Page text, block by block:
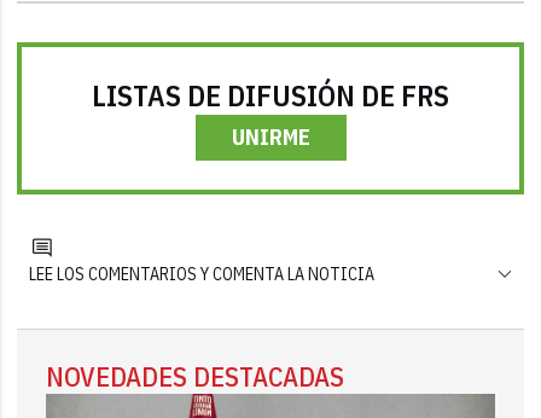
LISTAS DE DIFUSIÓN DE FRS
UNIRME
LEE LOS COMENTARIOS Y COMENTA LA NOTICIA
NOVEDADES DESTACADAS